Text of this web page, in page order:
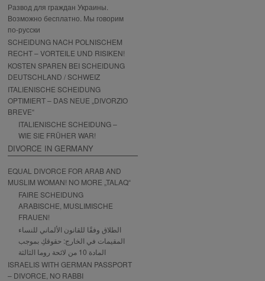
Развод для граждан Украины.
Возможно бесплатно. Мы говорим
по-русски
SCHEIDUNG NACH POLNISCHEM
RECHT – VORTEILE UND RISIKEN!
KOSTEN SPAREN BEI SCHEIDUNG
DEUTSCHLAND / SCHWEIZ
ITALIENISCHE SCHEIDUNG
OPTIMIERT – DAS NEUE „DIVORZIO
BREVE“
ITALIENISCHE SCHEIDUNG –
WIE SIE FRÜHER WAR!
DIVORCE IN GERMANY
EQUAL DIVORCE FOR ARAB AND
MUSLIM WOMAN! NO MORE „TALAQ“
FAIRE SCHEIDUNG
ARABISCHE, MUSLIMISCHE
FRAUEN!
الطلاق وفقًا للقانون الألماني للنساء
المقيمات في الخارج: حقوقكِ بموجب
المادة 10 من لائحة روما الثالثة
ISRAELIS WITH GERMAN PASSPORT
– DIVORCE, NO RABBI